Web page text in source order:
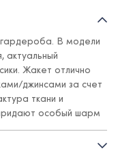
В модели
актуальный
Жакет отлично
джинсами за счет
ткани и
особый шарм
обеспечит